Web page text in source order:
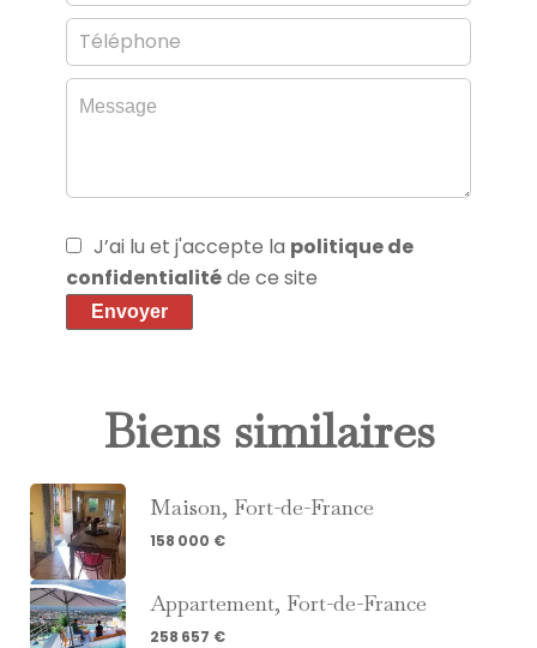
J’ai lu et j'accepte la politique de
confidentialitéde ce site
Envoyer
Biens similaires
Maison, Fort-de-France
158 000 €
Appartement, Fort-de-France
258 657 €